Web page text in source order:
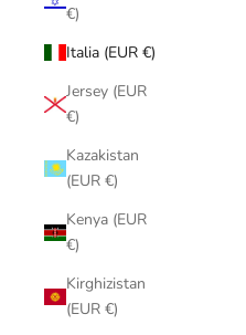
€)
Italia (EUR €)
Jersey (EUR
€)
Kazakistan
(EUR €)
Kenya (EUR
€)
Kirghizistan
(EUR €)